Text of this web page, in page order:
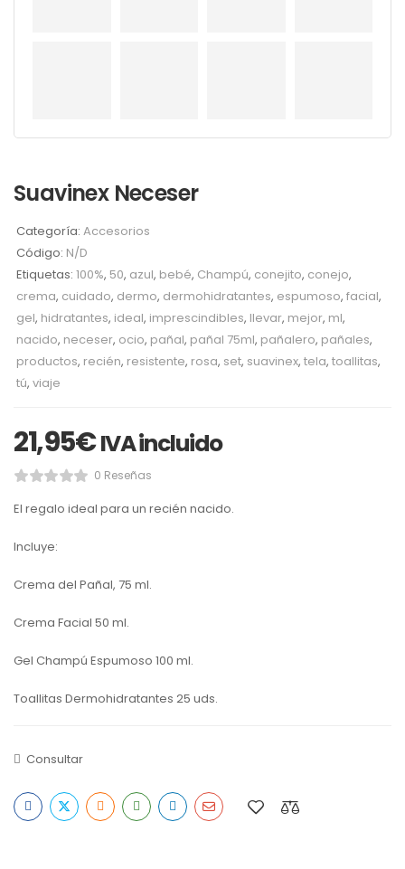
Suavinex Neceser
Categoría: Accesorios
Código: N/D
Etiquetas: 100%, 50, azul, bebé, Champú, conejito, conejo,
crema, cuidado, dermo, dermohidratantes, espumoso, facial,
gel, hidratantes, ideal, imprescindibles, llevar, mejor, ml,
nacido, neceser, ocio, pañal, pañal 75ml, pañalero, pañales,
productos, recién, resistente, rosa, set, suavinex, tela, toallitas,
tú, viaje
21,95€ IVA incluido
0 Reseñas
El regalo ideal para un recién nacido.
Incluye:
Crema del Pañal, 75 ml.
Crema Facial 50 ml.
Gel Champú Espumoso 100 ml.
Toallitas Dermohidratantes 25 uds.
Consultar